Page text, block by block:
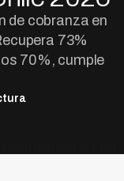
de cobranza en
73%
70%, cumple